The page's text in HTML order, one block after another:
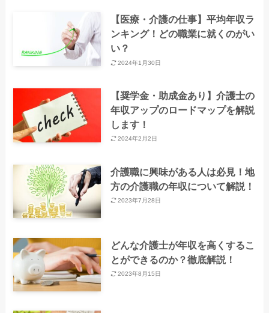
【医療・介護の仕事】平均年収ラ
ンキング！どの職業に就くのがい
い？
2024年1月30日
【奨学金・助成金あり】介護士の
年収アップのロードマップを解説
します！
2024年2月2日
介護職に興味がある人は必見！地
方の介護職の年収について解説！
2023年7月28日
どんな介護士が年収を高くするこ
とができるのか？徹底解説！
2023年8月15日